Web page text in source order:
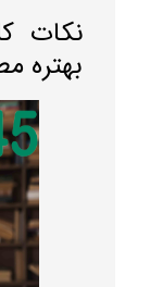
نکات
بهتره